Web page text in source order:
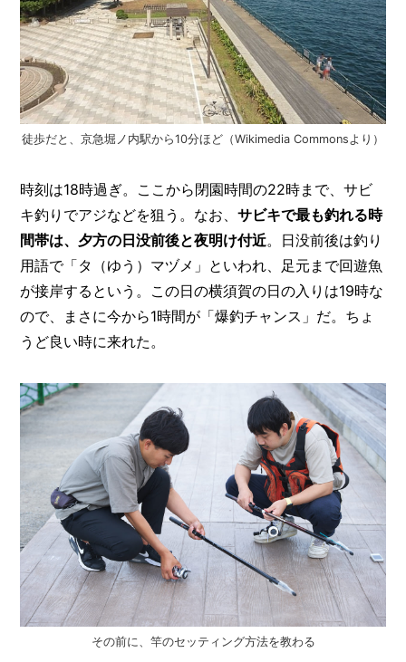
徒歩だと、京急堀ノ内駅から10分ほど（Wikimedia Commonsより）
時刻は18時過ぎ。ここから閉園時間の22時まで、サビ
キ釣りでアジなどを狙う。なお、サビキで最も釣れる時
間帯は、夕方の日没前後と夜明け付近。日没前後は釣り
用語で「タ（ゆう）マヅメ」といわれ、足元まで回遊魚
が接岸するという。この日の横須賀の日の入りは19時な
ので、まさに今から1時間が「爆釣チャンス」だ。ちょ
うど良い時に来れた。
その前に、竿のセッティング方法を教わる